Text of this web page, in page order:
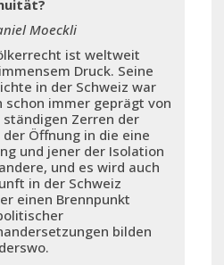
Moeckli
ist weltweit
Druck. Seine
in der Schweiz war
schon immer geprägt von
ständigen Zerren der
Öffnung in die eine
und jener der Isolation
und es wird auch
in der Schweiz
einen Brennpunkt
bilden